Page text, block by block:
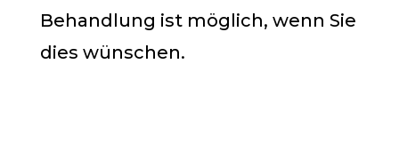
Behandlung ist möglich, wenn Sie
dies wünschen.